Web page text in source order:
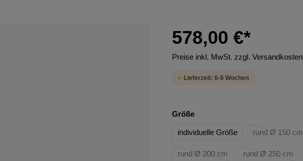
578,00 €*
Preise inkl. MwSt. zzgl. Versandkosten
Lieferzeit: 6-8 Wochen
Größe
individuelle Größe rund Ø 150 cm
rund Ø 200 cm rund Ø 250 cm